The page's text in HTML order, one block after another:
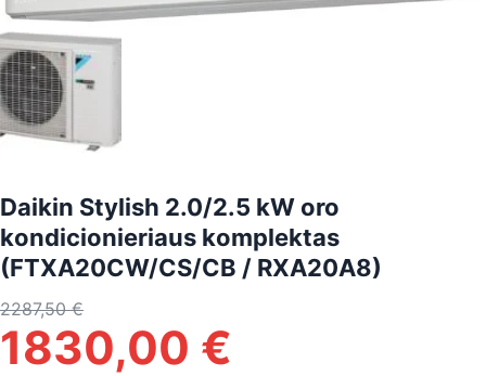
Daikin Stylish 2.0/2.5 kW oro
kondicionieriaus komplektas
(FTXA20CW/CS/CB / RXA20A8)
2287,50€
1830,00 €